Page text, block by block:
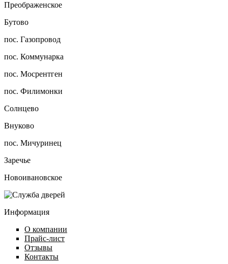
Преображенское
Бутово
пос. Газопровод
пос. Коммунарка
пос. Мосрентген
пос. Филимонки
Солнцево
Внуково
пос. Мичуринец
Заречье
Новоивановское
Информация
О компании
Прайс-лист
Отзывы
Контакты